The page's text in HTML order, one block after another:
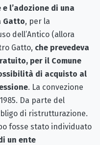
l’adozione di una
Gatto, per la
dell’Antico (allora
Gatto, che prevedeva
per il Comune
di acquisto al
. La convezione
Da parte del
di ristrutturazione.
fosse stato individuato
un ente